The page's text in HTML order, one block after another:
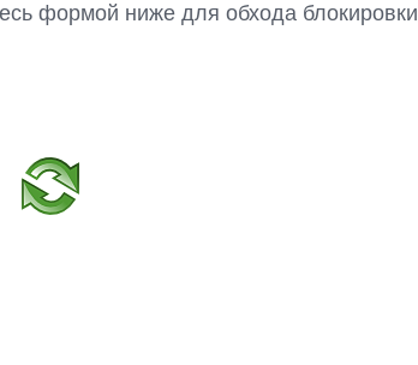
формой ниже для обхода блокировки